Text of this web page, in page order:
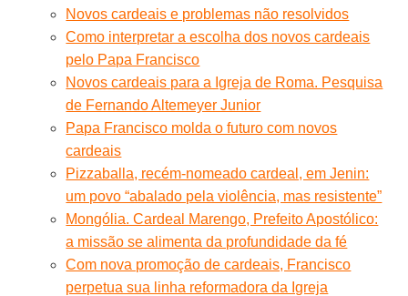
Novos cardeais e problemas não resolvidos
Como interpretar a escolha dos novos cardeais
pelo Papa Francisco
Novos cardeais para a Igreja de Roma. Pesquisa
de Fernando Altemeyer Junior
Papa Francisco molda o futuro com novos
cardeais
Pizzaballa, recém-nomeado cardeal, em Jenin:
um povo “abalado pela violência, mas resistente”
Mongólia. Cardeal Marengo, Prefeito Apostólico:
a missão se alimenta da profundidade da fé
Com nova promoção de cardeais, Francisco
perpetua sua linha reformadora da Igreja